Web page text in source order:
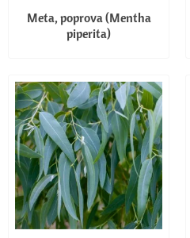
Meta, poprova (Mentha
piperita)